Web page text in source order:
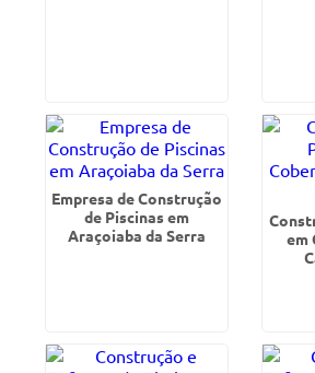
Empresa de Construção
de Piscinas em
Araçoiaba da Serra
em